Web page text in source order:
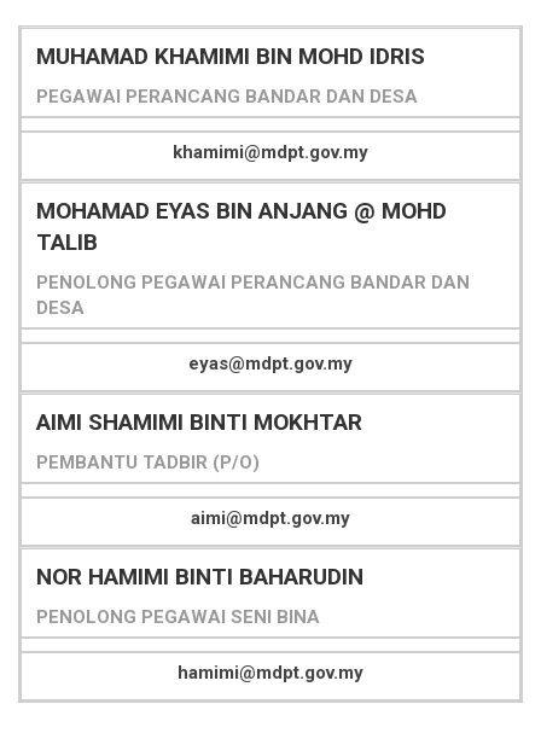
MUHAMAD KHAMIMI BIN MOHD IDRIS
PEGAWAI PERANCANG BANDAR DAN DESA
khamimi@mdpt.gov.my
MOHAMAD EYAS BIN ANJANG @ MOHD
TALIB
PENOLONG PEGAWAI PERANCANG BANDAR DAN
DESA
eyas@mdpt.gov.my
AIMI SHAMIMI BINTI MOKHTAR
PEMBANTU TADBIR (P/O)
aimi@mdpt.gov.my
NOR HAMIMI BINTI BAHARUDIN
PENOLONG PEGAWAI SENI BINA
hamimi@mdpt.gov.my